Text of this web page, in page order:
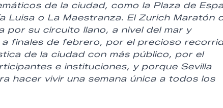
de la ciudad, como la Plaza de
Luisa o La Maestranza. El Zurich Maratón
por su circuito llano, a nivel del mar y
finales de febrero, por el precioso
de la ciudad con más público, por el
e instituciones, y porque Sevilla
hacer vivir una semana única a todos los